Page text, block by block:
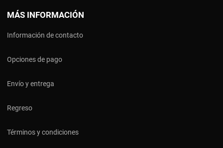
MÁS INFORMACIÓN
Información de contacto
Opciones de pago
Envío y entrega
Regreso
Términos y condiciones